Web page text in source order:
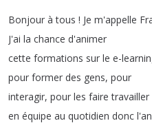
Bonjour à tous ! Je m'appelle
J'ai la chance d'animer
cette formations sur le e-
pour former des gens, pour
interagir, pour les faire travailler
en équipe au quotidien donc